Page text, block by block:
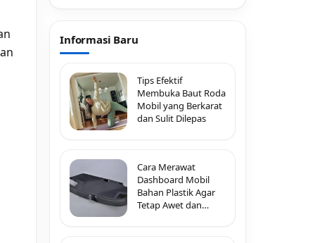
Informasi Baru
Tips Efektif
Membuka Baut Roda
Mobil yang Berkarat
dan Sulit Dilepas
Cara Merawat
Dashboard Mobil
Bahan Plastik Agar
Tetap Awet dan